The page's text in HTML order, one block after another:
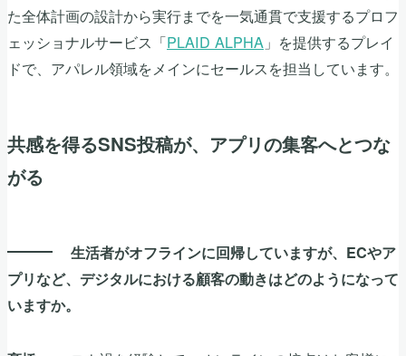
た全体計画の設計から実行までを一気通貫で支援するプロフ
ェッショナルサービス「PLAID ALPHA 」を提供するプレイ
ドで、アパレル領域をメインにセールスを担当しています。
共感を得るSNS投稿が、アプリの集客へとつな
がる
生活者がオフラインに回帰していますが、ECやア
プリなど、デジタルにおける顧客の動きはどのようになって
いますか。